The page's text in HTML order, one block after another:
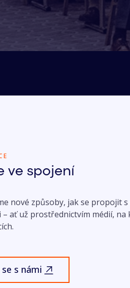
ve spojení
nové způsoby, jak se propojit
ať už prostřednictvím médií, na
s námi